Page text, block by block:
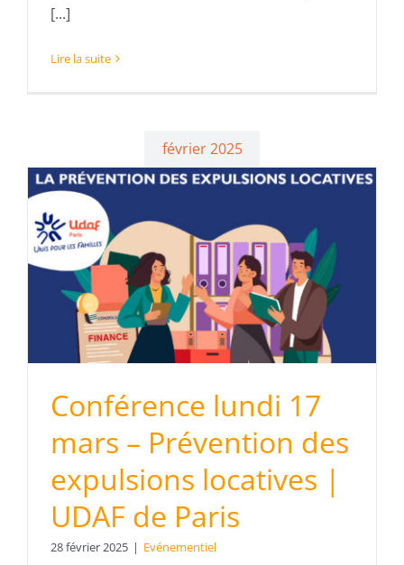
[...]
Lire la suite
février 2025
Conférence lundi 17
mars – Prévention des
expulsions locatives |
UDAF de Paris
28 février 2025 | Evénementiel